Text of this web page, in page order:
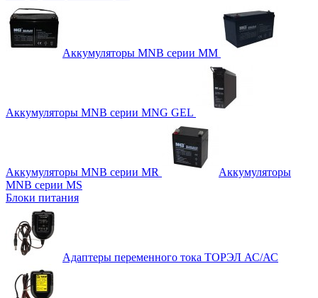
Аккумуляторы MNB серии MM
Аккумуляторы MNB серии MNG GEL
Аккумуляторы MNB серии MR
Аккумуляторы
MNB серии MS
Блоки питания
Адаптеры переменного тока ТОРЭЛ АС/АС